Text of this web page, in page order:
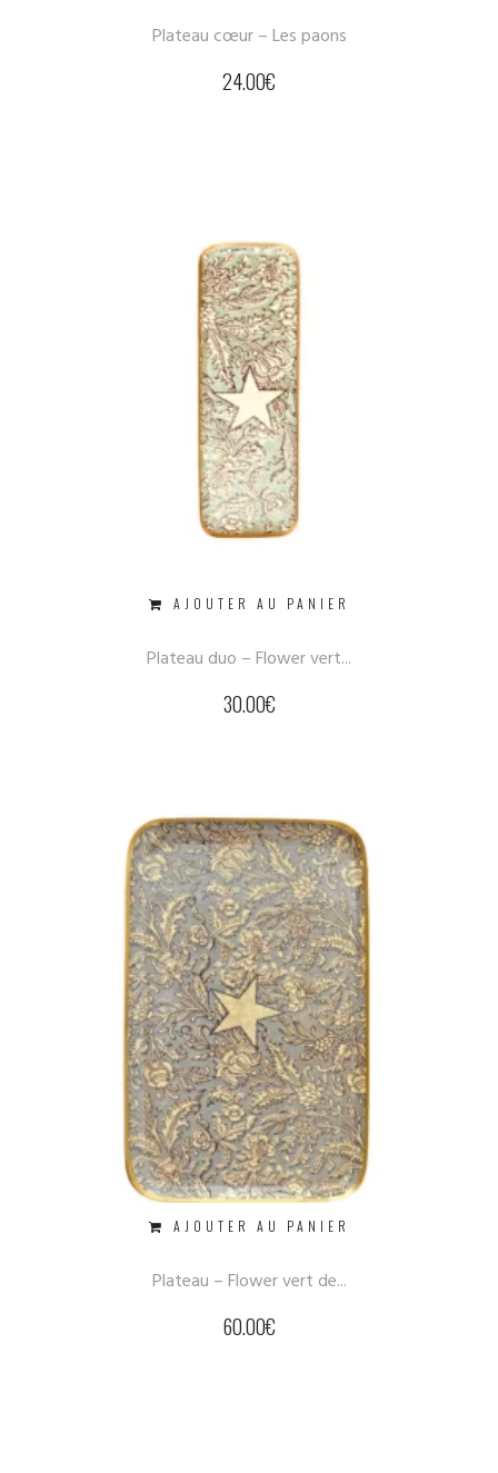
Plateau cœur – Les paons
24.00€
AJOUTER AU PANIER
Plateau duo – Flower vert...
30.00€
AJOUTER AU PANIER
Plateau – Flower vert de...
60.00€